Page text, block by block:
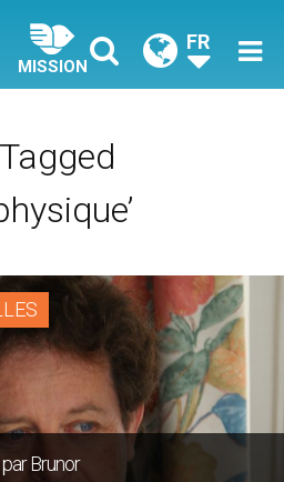
MISSION
FR
Brunor